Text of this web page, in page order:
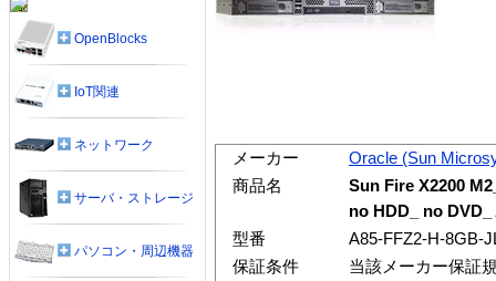
メーカー
Oracle (Sun
商品名
Sun Fire X2200
no HDD_ no DVD_
型番
A85-FFZ2-H-8GB-
保証条件
当該メーカー保証
OpenBlocks
IoT関連
ネットワーク
サーバ・ストレージ
パソコン・周辺機器